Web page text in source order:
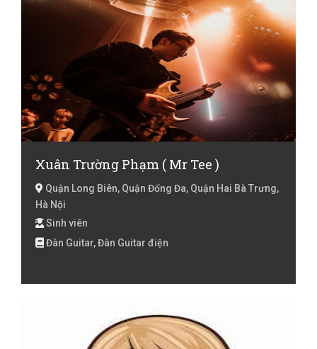
Xuân Trường Phạm ( Mr Tee )
Quận Long Biên, Quận Đống Đa, Quận Hai Bà Trưng,
Hà Nội
Sinh viên
Đàn Guitar, Đàn Guitar điện